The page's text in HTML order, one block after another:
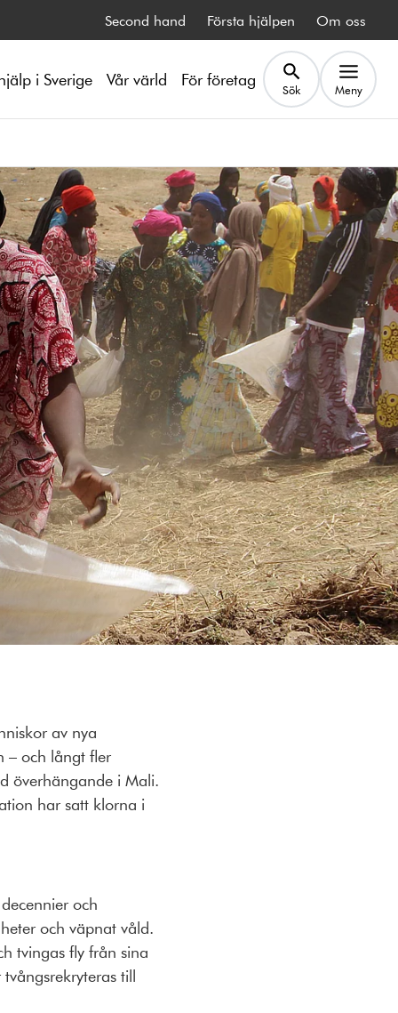
Second hand Första hjälpen Om oss
i Sverige Vår värld För företag Sök Meny
av nya
– och långt fler
överhängande i Mali.
har satt klorna i
och
och väpnat våld.
tvingas fly från sina
till